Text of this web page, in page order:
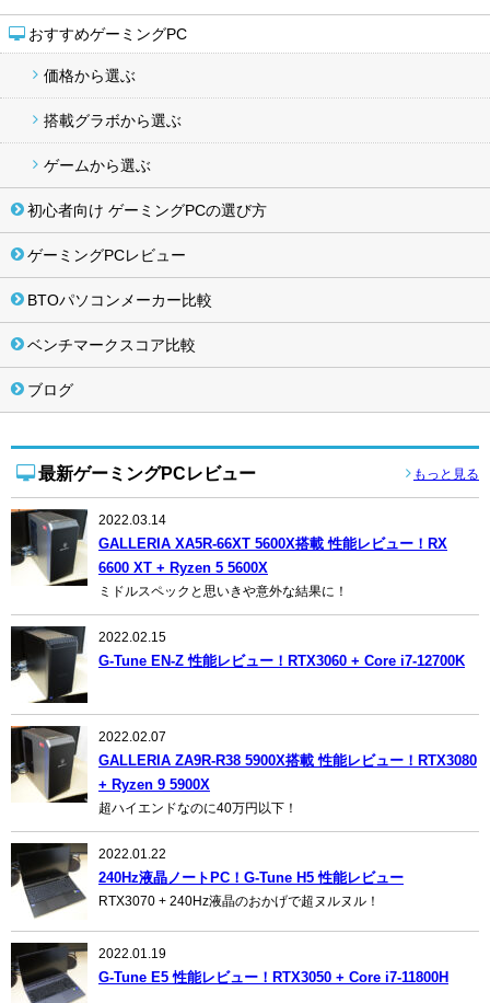
おすすめゲーミングPC
価格から選ぶ
搭載グラボから選ぶ
ゲームから選ぶ
初心者向け ゲーミングPCの選び方
ゲーミングPCレビュー
BTOパソコンメーカー比較
ベンチマークスコア比較
ブログ
最新ゲーミングPCレビュー もっと見る
2022.03.14
GALLERIA XA5R-66XT 5600X搭載 性能レビュー！RX
6600 XT + Ryzen 5 5600X
ミドルスペックと思いきや意外な結果に！
2022.02.15
G-Tune EN-Z 性能レビュー！RTX3060 + Core i7-12700K
2022.02.07
GALLERIA ZA9R-R38 5900X搭載 性能レビュー！RTX3080
+ Ryzen 9 5900X
超ハイエンドなのに40万円以下！
2022.01.22
240Hz液晶ノートPC！G-Tune H5 性能レビュー
RTX3070 + 240Hz液晶のおかげで超ヌルヌル！
2022.01.19
G-Tune E5 性能レビュー！RTX3050 + Core i7-11800H